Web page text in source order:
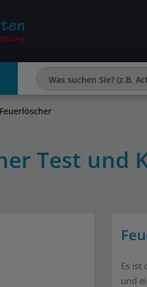
Feuerlöscher
Test und
Es ist
und